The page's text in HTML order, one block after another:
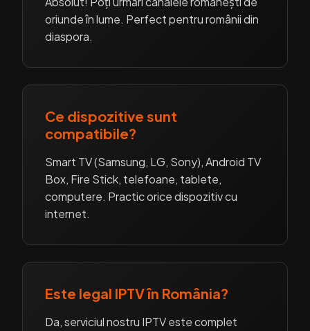
oriunde în lume. Perfect pentru românii din
diaspora.
Ce dispozitive sunt
compatibile?
Smart TV (Samsung, LG, Sony), Android TV
Box, Fire Stick, telefoane, tablete,
computere. Practic orice dispozitiv cu
internet.
Este legal IPTV în România?
Da, serviciul nostru IPTV este complet